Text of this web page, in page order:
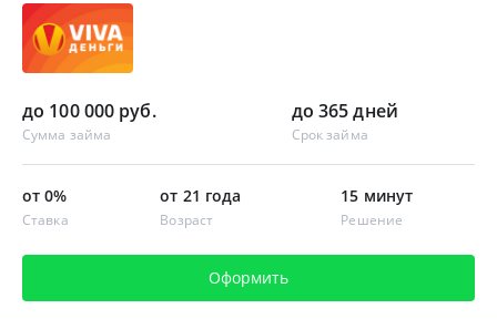
до 100 000 руб.
Сумма займа
до 365 дней
Срок займа
от 0%
Ставка
от 21 года
Возраст
15 минут
Решение
Оформить